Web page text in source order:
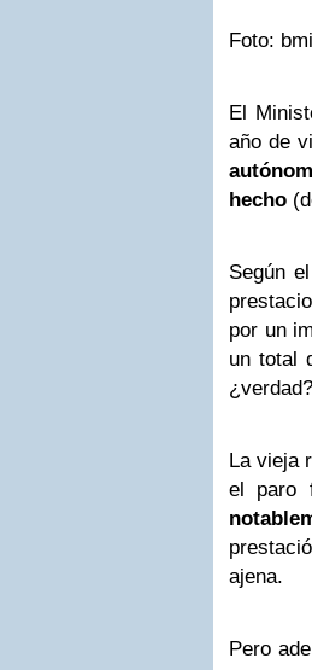
Foto:
El
año de
hecho
Según
por un
un total
¿verdad?
La vieja
el paro
ajena.
Pero